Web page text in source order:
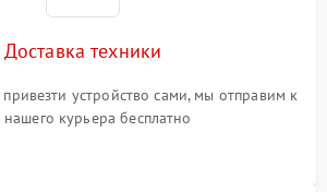
Доставка техники
устройство сами, мы отправим к
курьера бесплатно